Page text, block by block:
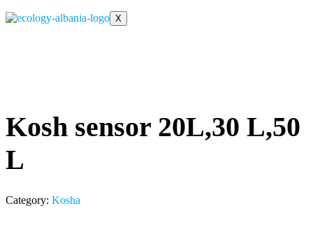
X
Kosh sensor 20L,30 L,50
L
Category: Kosha